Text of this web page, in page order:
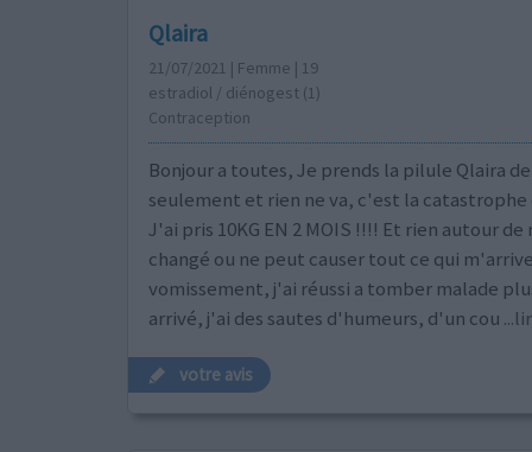
Qlaira
21/07/2021 | Femme | 19
estradiol / diénogest (1)
Contraception
Bonjour a toutes, Je prends la pilule Qlaira
seulement et rien ne va, c'est la catastrophe
J'ai pris 10KG EN 2 MOIS !!!! Et rien autour de
changé ou ne peut causer tout ce qui
vomissement, j'ai réussi a tomber malade
arrivé, j'ai des sautes d'humeurs, d'un cou
votre avis